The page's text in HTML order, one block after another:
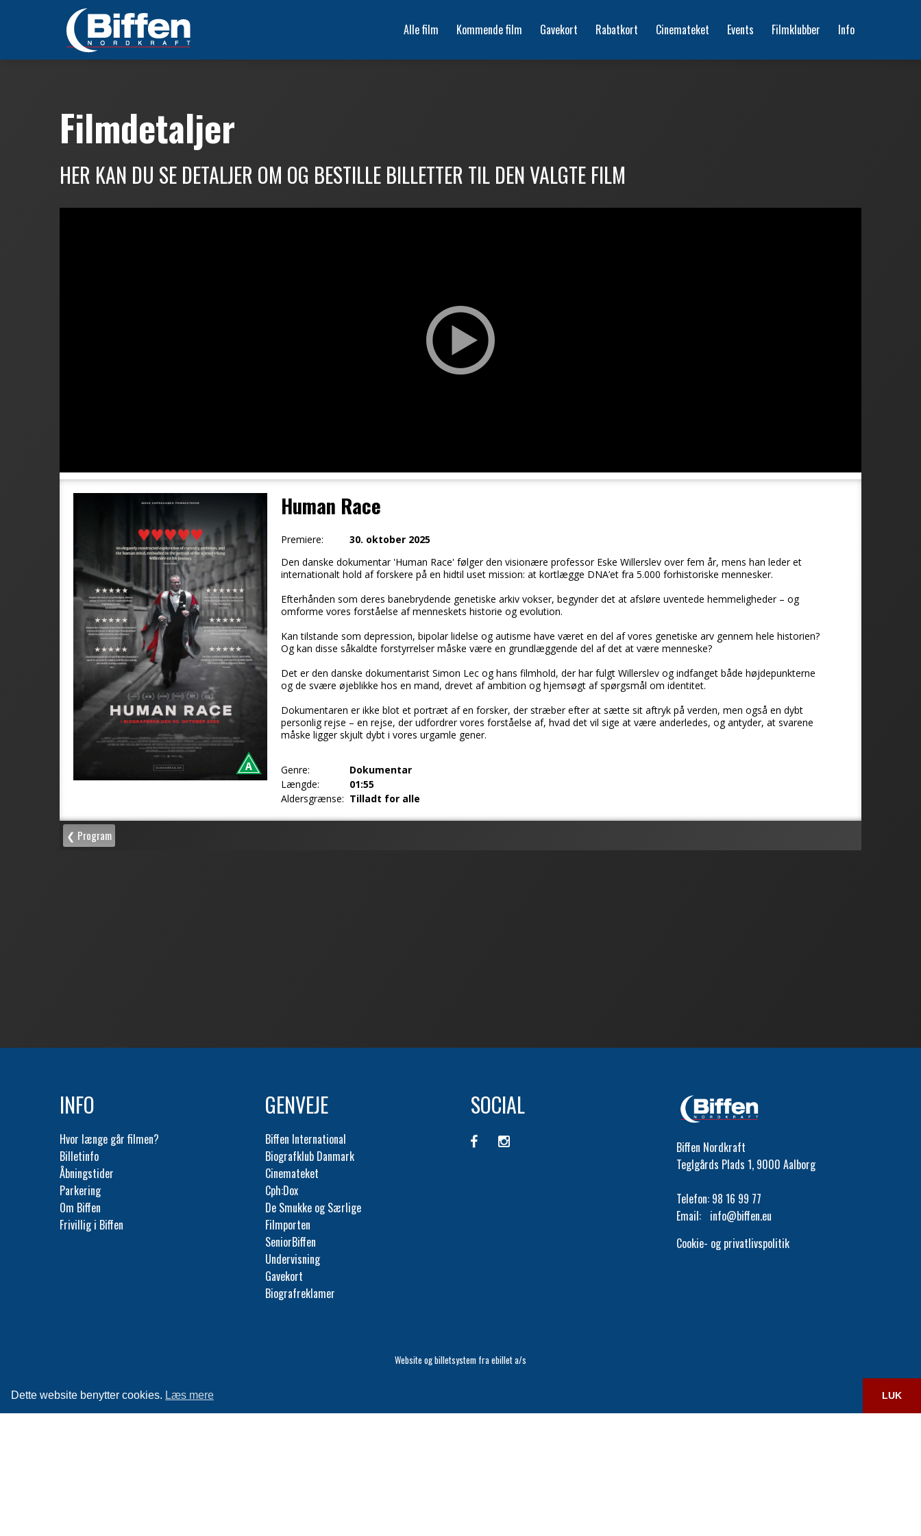
Dette website benytter cookies. Læs mere LUK
Alle film Kommende film Gavekort Rabatkort Cinemateket Events Filmklubber Info
INFO
Hvor længe går filmen?
Billetinfo
Åbningstider
Parkering
Om Biffen
Frivillig i Biffen
GENVEJE
Biffen International
Biografklub Danmark
Cinemateket
Cph:Dox
De Smukke og Særlige
Filmporten
SeniorBiffen
Undervisning
Gavekort
Biografreklamer
SOCIAL
Biffen Nordkraft
Teglgårds Plads 1, 9000 Aalborg
Telefon: 98 16 99 77
Email: info@biffen.eu
Cookie- og privatlivspolitik
Website og billetsystem fra ebillet a/s